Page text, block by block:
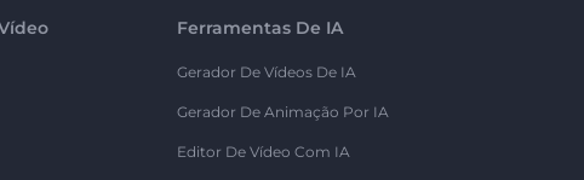
Ferramentas De IA
Gerador De Vídeos De IA
Gerador De Animação Por IA
Editor De Vídeo Com IA